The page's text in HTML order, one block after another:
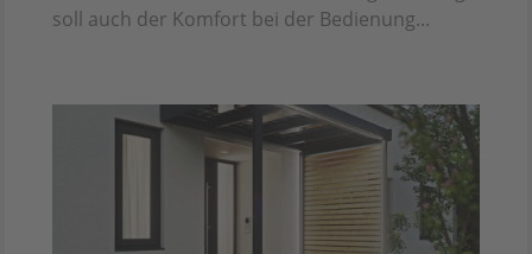
soll auch der Komfort bei der Bedienung...